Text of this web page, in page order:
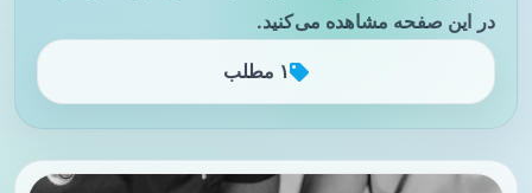
در این صفحه مشاهده می‌کنید.
۱ مطلب